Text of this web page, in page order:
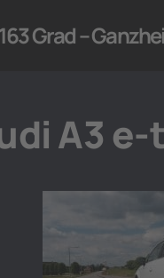
163 Grad –
A3